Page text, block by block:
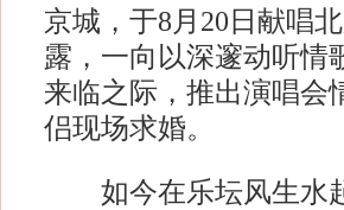
京城，于8月20日献唱
露，一向以深邃动听情
来临之际，推出演唱会
侣现场求婚。
如今在乐坛风生水起